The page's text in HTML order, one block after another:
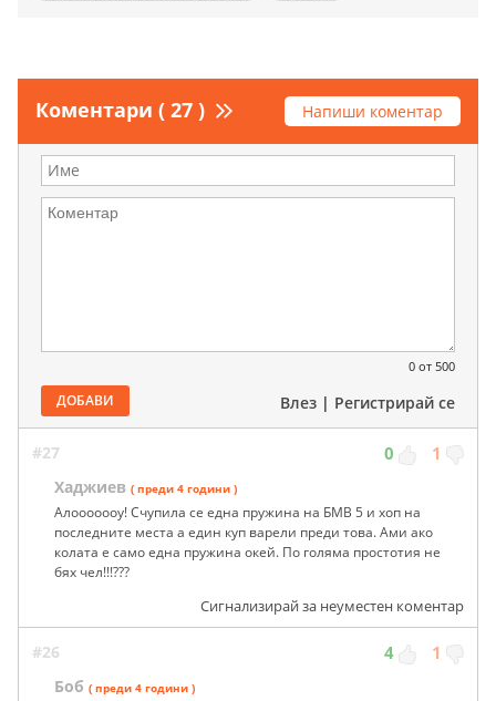
Коментари ( 27 ) Напиши коментар
0 от 500
ДОБАВИ Влез | Регистрирай се
#27 0 1
Хаджиев ( преди 4 години )
Алооооооу! Счупила се една пружина на БМВ 5 и хоп на
последните места а един куп варели преди това. Ами ако
колата е само една пружина окей. По голяма простотия не
бях чел!!!???
Сигнализирай за неуместен коментар
#26 4 1
Боб ( преди 4 години )